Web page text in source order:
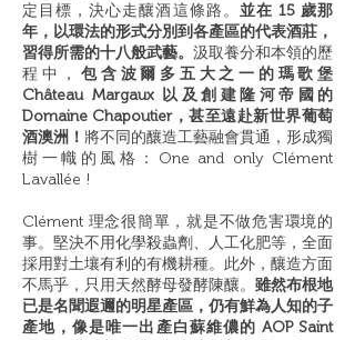
定目標，決心走釀酒這條路。 並在 15 歲那
年，以環法的形式分別到各產區的代表酒莊，
習得所需的十八般武藝。 汲取養分和本領的歷
程中，包含波爾多五大之一的瑪歌堡
Château Margaux 以及創建隆河帝國的
Domaine Chapoutier，甚至遠赴新世界葡萄
酒澳洲！ 將不同的釀造工藝融會貫通，形成獨
樹一幟的風格：One and only Clément
Lavallée !
Clément 理念很簡單，就是不做危害環境的
事。堅決不用化學殺蟲劑、人工化肥等，全面
採用對土壤有利的有機耕種。此外，釀造方面
不馬乎，只用天然酵母發酵陳釀。 雖然布根地
已是名聞遐邇的明星產區，仍有鮮為人知的子
產地，像是唯一出產白蘇維儂的 AOP Saint